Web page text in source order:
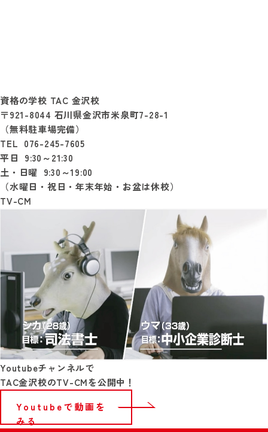
資格の学校 TAC 金沢校
〒921-8044 石川県金沢市米泉町7-28-1
（無料駐車場完備）
TEL 076-245-7605
平日 9:30～21:30
土・日曜 9:30～19:00
（水曜日・祝日・年末年始・お盆は休校）
TV-CM
Youtubeチャンネルで
TAC金沢校のTV-CMを公開中！
Youtubeで動画を
みる